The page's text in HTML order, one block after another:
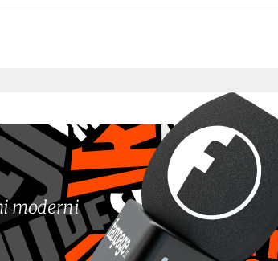
moderni